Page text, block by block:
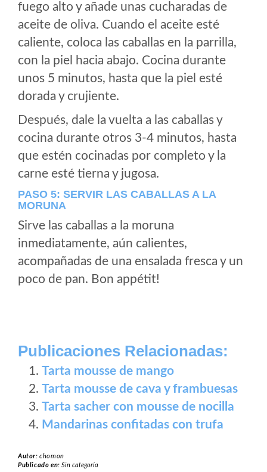
fuego alto y añade unas cucharadas de
aceite de oliva. Cuando el aceite esté
caliente, coloca las caballas en la parrilla,
con la piel hacia abajo. Cocina durante
unos 5 minutos, hasta que la piel esté
dorada y crujiente.
Después, dale la vuelta a las caballas y
cocina durante otros 3-4 minutos, hasta
que estén cocinadas por completo y la
carne esté tierna y jugosa.
PASO 5: SERVIR LAS CABALLAS A LA
MORUNA
Sirve las caballas a la moruna
inmediatamente, aún calientes,
acompañadas de una ensalada fresca y un
poco de pan. Bon appétit!
Publicaciones Relacionadas:
Tarta mousse de mango
Tarta mousse de cava y frambuesas
Tarta sacher con mousse de nocilla
Mandarinas confitadas con trufa
Autor:chomon
Publicado en:Sin categoría